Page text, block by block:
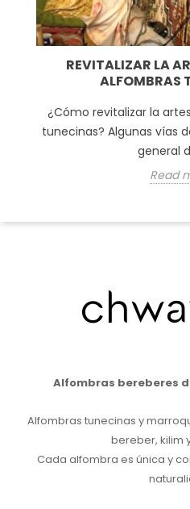
REVITALIZAR LA
ALFOMBRAS
¿Cómo revitalizar la
tunecinas? Algunas vías
general
Read
Alfombras bereberes
Alfombras tunecinas y
bereber, kilim
Cada alfombra es única y